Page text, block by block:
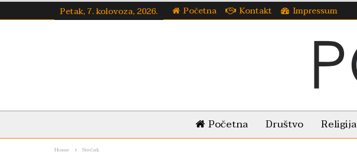
Petak, 7. kolovoza, 2026. Početna Kontakt Impressum
Početna Društvo Religija
Home Stećak